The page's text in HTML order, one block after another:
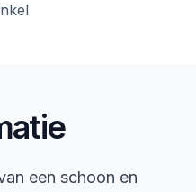
een schoon en